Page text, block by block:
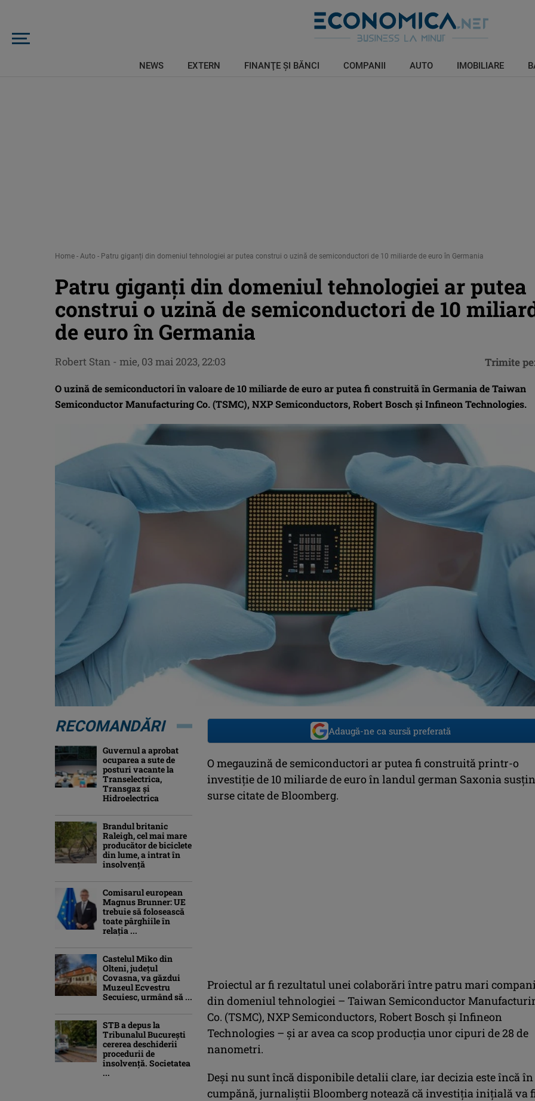
NEWS EXTERN FINANŢE ŞI BĂNCI COMPANII AUTO IMOBILIARE
Home - Auto - Patru giganți din domeniul tehnologiei ar putea construi o uzină de semiconductori de 10 miliarde de euro în Germania
Patru giganți din domeniul tehnologiei ar putea
construi o uzină de semiconductori de 10
de euro în Germania
O uzină de semiconductori în valoare de 10 miliarde de euro ar putea fi construită în Germania de Taiwan
Semiconductor Manufacturing Co. (TSMC), NXP Semiconductors, Robert Bosch și Infineon Technologies.
Robert Stan - mie, 03 mai 2023, 22:03 Trimite
Adaugă-ne ca sursă preferată
O megauzină de semiconductori ar putea fi construită printr-o
investiție de 10 miliarde de euro în landul german Saxonia susțin
surse citate de Bloomberg.
Proiectul ar fi rezultatul unei colaborări între patru mari
din domeniul tehnologiei – Taiwan Semiconductor
Co. (TSMC), NXP Semiconductors, Robert Bosch și Infineon
Technologies – și ar avea ca scop producția unor cipuri de 28 de
nanometri.
Deși nu sunt încă disponibile detalii clare, iar decizia este încă în
cumpănă, jurnaliștii Bloomberg notează că investiția inițială va
RECOMANDĂRI
Guvernul a aprobat
ocuparea a sute de
posturi vacante la
Transelectrica,
Transgaz și
Hidroelectrica
Brandul britanic
Raleigh, cel mai mare
producător de biciclete
din lume, a intrat în
insolvență
Comisarul european
Magnus Brunner: UE
trebuie să folosească
toate pârghiile în
relația ...
Castelul Miko din
Olteni, județul
Covasna, va găzdui
Muzeul Ecvestru
Secuiesc, urmând să ...
STB a depus la
Tribunalul București
cererea deschiderii
procedurii de
insolvență. Societatea
...